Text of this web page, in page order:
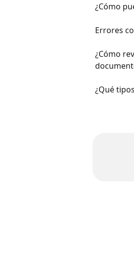
¿Cómo
Errores
¿Cómo
¿Qué